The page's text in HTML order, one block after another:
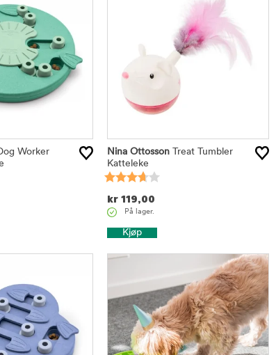
Worker
Nina OttossonTreat Tumbler
Katteleke
kr 119,00
På lager.
Kjøp